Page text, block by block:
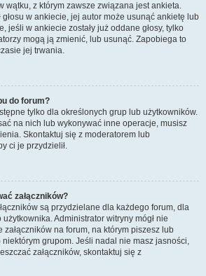
wątku, z którym zawsze związana jest ankieta.
w ankiecie, jej autor może usunąć ankietę lub
jeśli w ankiecie zostały już oddane głosy, tylko
mogą ją zmienić, lub usunąć. Zapobiega to
jej trwania.
do forum?
tylko dla określonych grup lub użytkowników.
na nich lub wykonywać inne operacje, musisz
Skontaktuj się z moderatorem lub
ci je przydzielił.
załączników?
są przydzielane dla każdego forum, dla
Administrator witryny mógł nie
na forum, na którym piszesz lub
niektórym grupom. Jeśli nadal nie masz jasności,
załączników, skontaktuj się z